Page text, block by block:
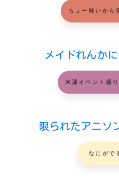
ちょー軽いから
メイドれんか
来週イベント盛
限られたアニソ
なにがで